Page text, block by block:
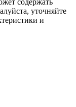
уточняйте
и